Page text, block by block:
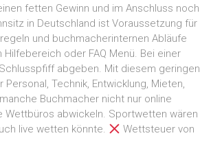
fetten Gewinn und im Anschluss noch
in Deutschland ist Voraussetzung für
und buchmacherinternen Abläufe
oder FAQ Menü. Bei einer
abgeben. Mit diesem geringen
Technik, Entwicklung, Mieten,
Buchmacher nicht nur online
Wettbüros abwickeln. Sportwetten wären
live wetten könnte.
Wettsteuer von